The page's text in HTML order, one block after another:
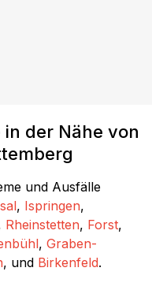
der Nähe von
und Ausfälle
, Ispringen,
Rheinstetten, Forst,
, Graben-
, und Birkenfeld.